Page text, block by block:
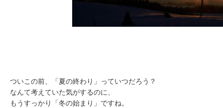
ついこの前、「夏の終わり」っていつだろう？
なんて考えていた気がするのに、
もうすっかり「冬の始まり」ですね。